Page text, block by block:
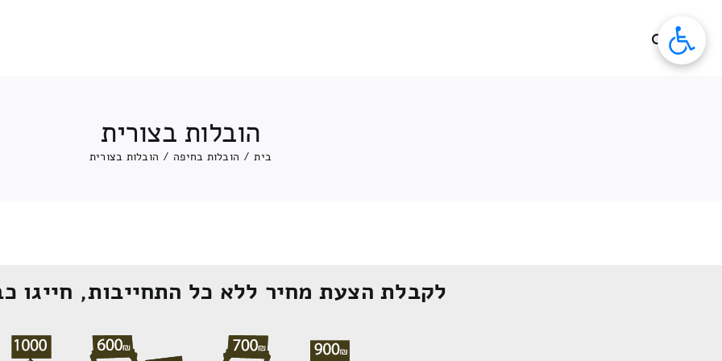
הובלות בצורית
בית / הובלות בחיפה / הובלות בצורית
לקבלת הצעת מחיר ללא כל התחייבות, חייגו